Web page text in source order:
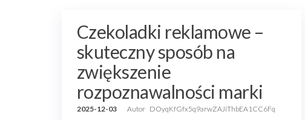
Czekoladki reklamowe –
skuteczny sposób na
zwiększenie
rozpoznawalności marki
2025-12-03 Autor DOyqKfGfx5q9arwZAJiThbEA1CC6Fq